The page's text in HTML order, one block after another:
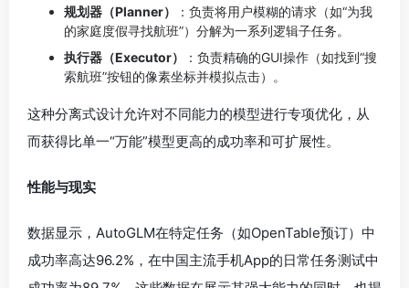
规划器（Planner）
：负责将用户模糊的请求（如“为我
的家庭度假寻找航班”）分解为一系列逻辑子任务。
执行器（Executor）
：负责精确的GUI操作（如找到“搜
索航班”按钮的像素坐标并模拟点击）。
这种分离式设计允许对不同能力的模型进行专项优化，从
而获得比单一“万能”模型更高的成功率和可扩展性。
性能与现实
数据显示，AutoGLM在特定任务（如OpenTable预订）中
成功率高达96.2%，在中国主流手机App的日常任务测试中